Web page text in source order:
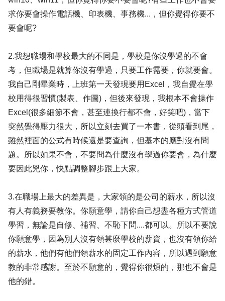
求你要會操作電話機、印表機、事務機...，但你覺得你要不
要會呢?
2.我想職場和學校最大的不同是，學校是你沒學過的不會
考，但職場是就算你沒有學過，只要工作需要，你就要會。
我自己剛畢業時，上班第一天發現要用Excel，我自覺在學
校用得很習慣(製表、作圖)，但後來發現，我根本不會操作
Excel(很多細節不會，甚至連換行都不會，好笑吧)，當下
突然覺得壓力很大，所以立刻去買了一本書，從頭看到尾，
雖然裡面的公式有時候還是要查詢，但基本的應對沒有問
題。所以如果不會，不要問為什麼沒有學過你要會，為什麼
要因此兇你，快點調整腳步跟上大家。
3.在職場上最大的差異是，大家領的是公司的薪水，所以沒
有人有義務要教你。你願意學，請你自己想盡各種方式管道
學習，無論是自修、補習、不恥下問....都可以。所以不要說
你願意學，因為別人沒有領甚麼學校的薪資，也沒有領你給
的薪水，他們有他們領薪水的固定工作內容，所以遇到願意
教的非常感謝。至於不願意的，覺得你很煩的，那也不會是
他的錯。